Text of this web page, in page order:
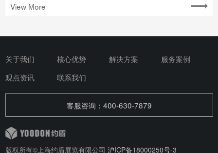
View More
关于我们 核心优势 解决方案
服务案例
观点资讯
联系我们
客服咨询：400-630-7879
版权所有©上海约盾展览有限公司 沪ICP备18000250号-3